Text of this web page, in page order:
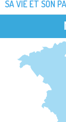
SA VIE ET SON